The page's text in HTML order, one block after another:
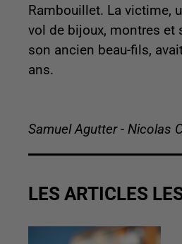
Rambouillet. La victime,
vol de bijoux, montres et
son ancien beau-fils,
ans.
Samuel Agutter - Nicolas
LES ARTICLES